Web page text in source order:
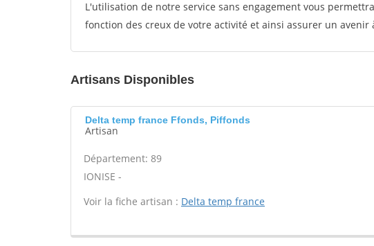
L'utilisation de notre service sans engagement vous
fonction des creux de votre activité et ainsi assurer un avenir
Artisans Disponibles
Delta temp france Ffonds, Piffonds
Artisan
Département: 89
IONISE -
Voir la fiche artisan : Delta temp france